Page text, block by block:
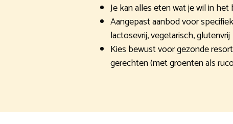
Je kan alles eten wat je wil in
Aangepast aanbod voor
lactosevrij, vegetarisch, glutenvrij
Kies bewust voor gezonde
gerechten (met groenten als